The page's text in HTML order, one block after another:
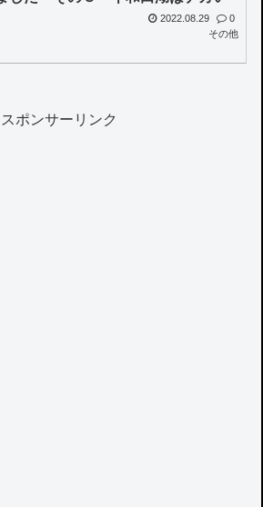
2022.08.29
0
その他
スポンサーリンク